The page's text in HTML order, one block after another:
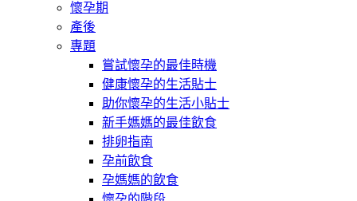
懷孕期
產後
專題
嘗試懷孕的最佳時機
健康懷孕的生活貼士
助你懷孕的生活小貼士
新手媽媽的最佳飲食
排卵指南
孕前飲食
孕媽媽的飲食